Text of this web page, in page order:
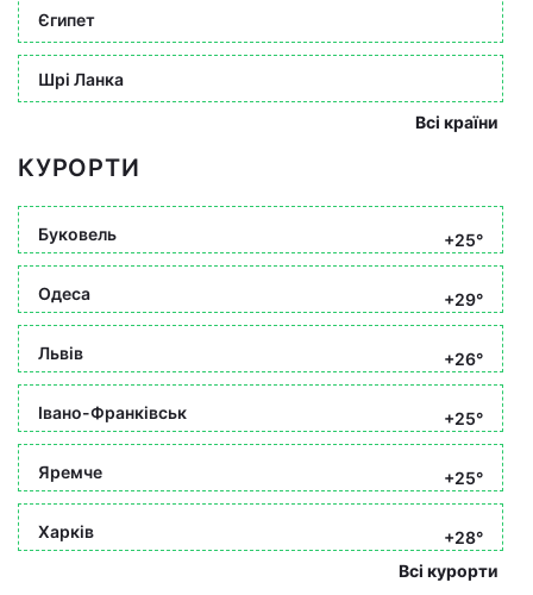
Єгипет
Шрі Ланка
Всі країни
КУРОРТИ
Буковель +25°
Одеса +29°
Львів +26°
Івано-Франківськ +25°
Яремче +25°
Харків
+28°
Всі курорти